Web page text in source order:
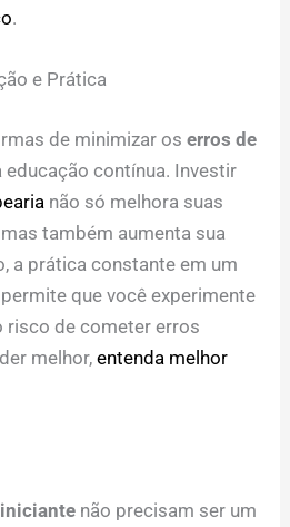
.
e Prática
de minimizar oserros de
educação contínua. Investir
não só melhora suas
também aumenta sua
a prática constante em um
que você experimente
risco de cometer erros
melhor,entenda melhor
não precisam ser um